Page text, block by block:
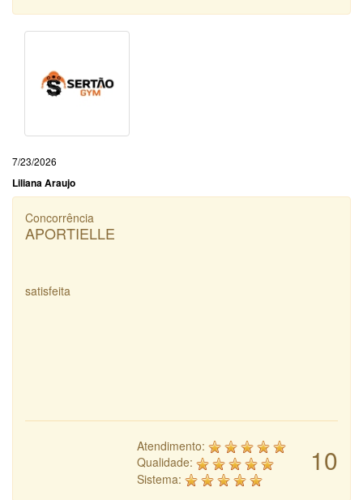
7/23/2026
Liliana Araujo
Concorrência
APORTIELLE
satisfeita
10
Atendimento:
Qualidade:
Sistema: